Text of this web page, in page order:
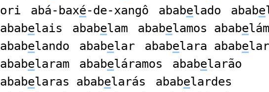
ori
abá-baxé-de-xangô ababelado ababe
ababelais ababelam ababelamos ababe
ababelando ababelar ababelara ababe
ababelaram ababeláramos ababelarão
ababelaras ababelarás ababelardes